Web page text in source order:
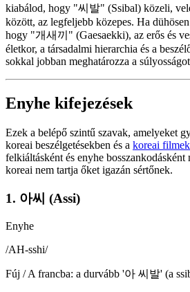
kiabálod, hogy "씨발" (Ssibal) közeli,
között, az legfeljebb közepes. Ha
hogy "개새끼" (Gaesaekki), az erős és
életkor, a társadalmi hierarchia és a
sokkal jobban meghatározza a
Enyhe kifejezések
Ezek a belépő szintű szavak, amelyeket
koreai beszélgetésekben és a koreai
felkiáltásként és enyhe
koreai nem tartja őket igazán sértőnek.
1. 아씨 (Assi)
Enyhe
/AH-sshi/
Fúj / A francba: a durvább '아 씨발' (a